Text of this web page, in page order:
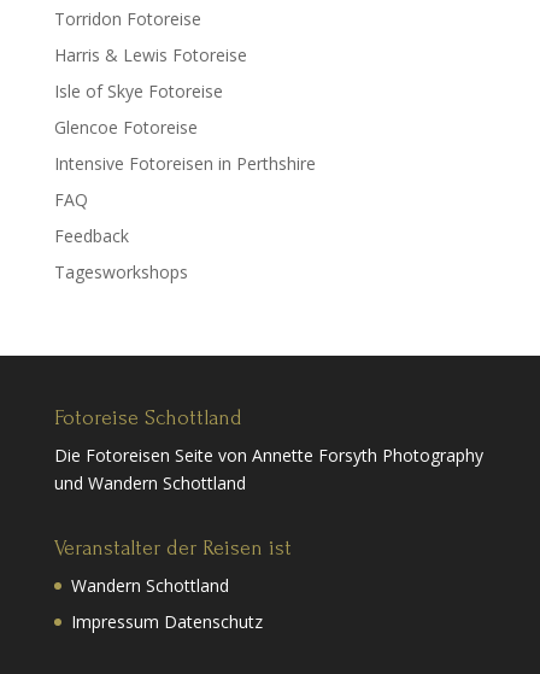
Torridon Fotoreise
Harris & Lewis Fotoreise
Isle of Skye Fotoreise
Glencoe Fotoreise
Intensive Fotoreisen in Perthshire
FAQ
Feedback
Tagesworkshops
Fotoreise Schottland
Die Fotoreisen Seite von Annette Forsyth Photography
und Wandern Schottland
Veranstalter der Reisen ist
Wandern Schottland
Impressum Datenschutz